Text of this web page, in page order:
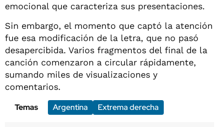
emocional que caracteriza sus presentaciones.
Sin embargo, el momento que captó la atención
fue esa modificación de la letra, que no pasó
desapercibida. Varios fragmentos del final de la
canción comenzaron a circular rápidamente,
sumando miles de visualizaciones y
comentarios.
Temas
Argentina Extrema derecha